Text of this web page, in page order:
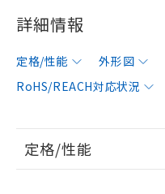
詳細情報
定格/性能 外形図
RoHS/REACH対応状況
定格/性能